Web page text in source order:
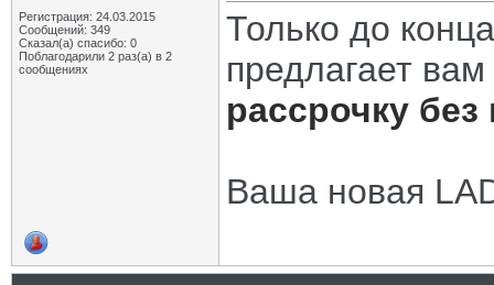
Регистрация: 24.03.2015
Сообщений: 349
Сказал(а) спасибо: 0
Поблагодарили 2 раз(а) в 2
сообщениях
Только до
предлагает вам
рассрочку
Ваша новая